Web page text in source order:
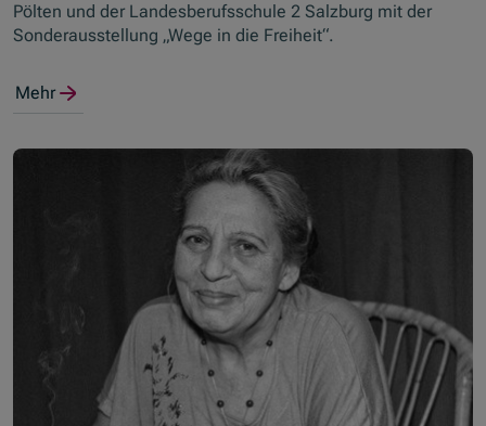
Pölten und der Landesberufsschule 2 Salzburg mit der
Sonderausstellung „Wege in die Freiheit“.
Mehr